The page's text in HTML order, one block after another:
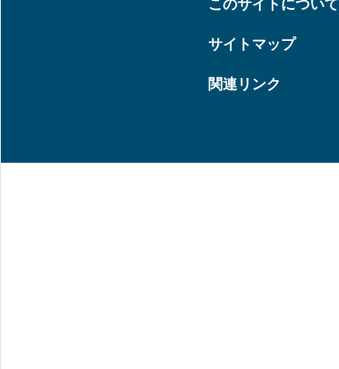
このサイトについて
サイトマップ
関連リンク